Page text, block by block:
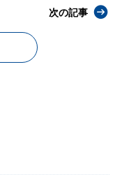
次の記事